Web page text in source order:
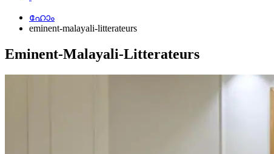
ഹോം
eminent-malayali-litterateurs
Eminent-Malayali-Litterateurs